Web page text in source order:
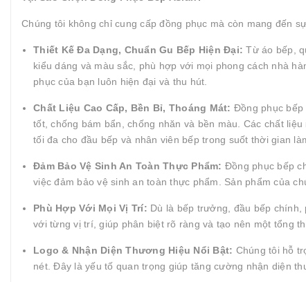
Chúng tôi không chỉ cung cấp đồng phục mà còn mang đến
Thiết Kế Đa Dạng, Chuẩn Gu Bếp Hiện Đại: Từ áo bếp,
kiểu dáng và màu sắc, phù hợp với mọi phong cách nhà
phục của bạn luôn hiện đại và thu hút.
Chất Liệu Cao Cấp, Bền Bỉ, Thoáng Mát: Đồng phục bếp
tốt, chống bám bẩn, chống nhăn và bền màu. Các chất
tối đa cho đầu bếp và nhân viên bếp trong suốt thời gian
Đảm Bảo Vệ Sinh An Toàn Thực Phẩm: Đồng phục bếp
việc đảm bảo vệ sinh an toàn thực phẩm. Sản phẩm của
Phù Hợp Với Mọi Vị Trí: Dù là bếp trưởng, đầu bếp
với từng vị trí, giúp phân biệt rõ ràng và tạo nên một tổng
Logo & Nhận Diện Thương Hiệu Nổi Bật: Chúng tôi hỗ
nét. Đây là yếu tố quan trọng giúp tăng cường nhận diện